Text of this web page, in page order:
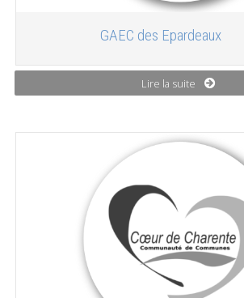
GAEC des Epardeaux
Lire la suite